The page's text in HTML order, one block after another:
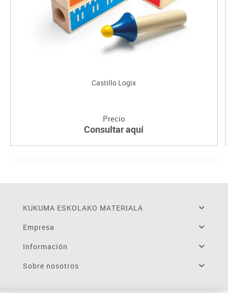
Castillo Logix
Precio
Consultar aquí
KUKUMA ESKOLAKO MATERIALA
Empresa
Información
Sobre nosotros